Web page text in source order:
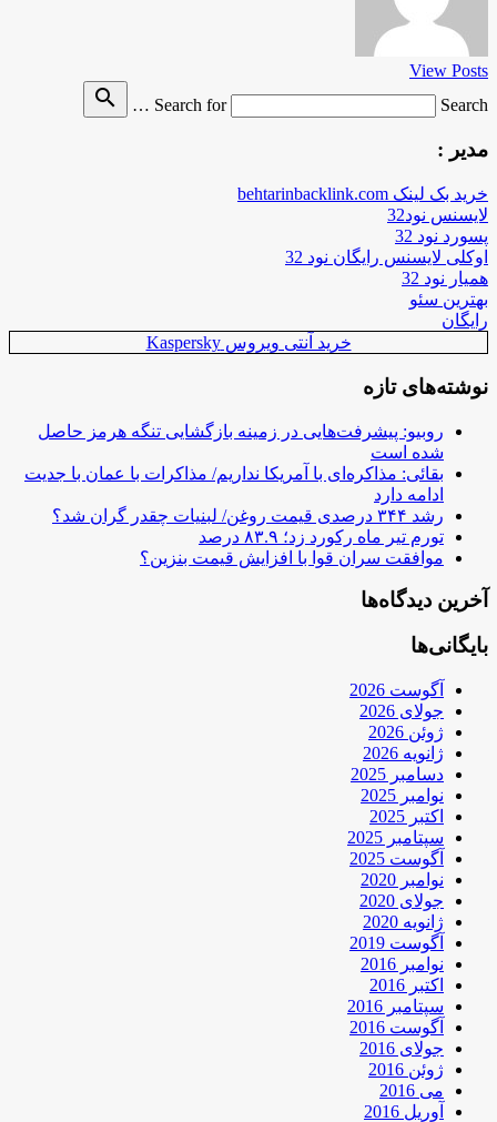
View Posts
Search for
Search …
search
مدیر :
خرید بک لینک behtarinbacklink.com
لایسنس نود32
پسورد نود 32
اوکلی لایسنس رایگان نود 32
همیار نود 32
بهترین سئو
رایگان
خرید آنتی ویروس Kaspersky
نوشته‌های تازه
روبیو: پیشرفت‌هایی در زمینه بازگشایی تنگه هرمز حاصل
شده است
بقائی: مذاکره‌ای با آمریکا نداریم/ مذاکرات با عمان با جدیت
ادامه دارد
رشد ۳۴۴ درصدی قیمت روغن/ لبنیات چقدر گران شد؟
تورم تیر ماه رکورد زد؛ ۸۳.۹ درصد
موافقت سران قوا با افزایش قیمت بنزین؟
آخرین دیدگاه‌ها
بایگانی‌ها
آگوست 2026
جولای 2026
ژوئن 2026
ژانویه 2026
دسامبر 2025
نوامبر 2025
اکتبر 2025
سپتامبر 2025
آگوست 2025
نوامبر 2020
جولای 2020
ژانویه 2020
آگوست 2019
نوامبر 2016
اکتبر 2016
سپتامبر 2016
آگوست 2016
جولای 2016
ژوئن 2016
می 2016
آوریل 2016